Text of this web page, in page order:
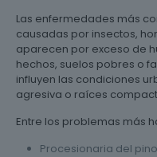
Las enfermedades más
causadas por insectos,
aparecen por exceso de
hechos, suelos pobres o
influyen las condiciones
agresiva o raíces
Entre los problemas más
Procesionaria del pino